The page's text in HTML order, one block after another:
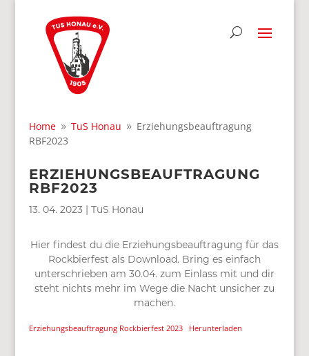
Home 9 TuS Honau 9 Erziehungsbeauftragung
RBF2023
ERZIEHUNGSBEAUFTRAGUNG
RBF2023
13. 04. 2023 TuS Honau
Hier findest du die Erziehungsbeauftragung für das
Rockbierfest als Download. Bring es einfach
unterschrieben am 30.04. zum Einlass mit und dir
steht nichts mehr im Wege die Nacht unsicher zu
machen.
Erziehungsbeauftragung Rockbierfest 2023 Herunterladen